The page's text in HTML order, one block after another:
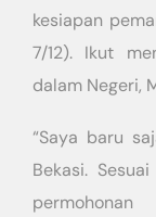
kesiapan
7/12). Ikut
dalam Negeri,
“Saya baru
Bekasi.